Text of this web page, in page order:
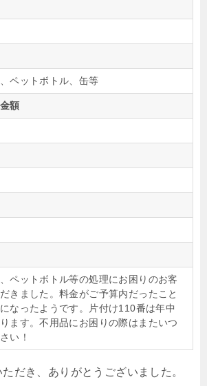
ペットボトル、缶等
額
ペットボトル等の処理にお困りのお客
きました。料金がご予算内だったこと
なったようです。片付け110番は年中
ます。不用品にお困りの際はまたいつ
い！
だき、ありがとうございました。